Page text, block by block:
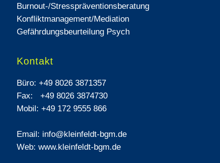
Burnout-/Stresspräventionsberatung
Konfliktmanagement/Mediation
Gefährdungsbeurteilung Psych
Kontakt
Büro: +49 8026 3871357
Fax: +49 8026 3874730
Mobil: +49 172 9555 866
Email: info@kleinfeldt-bgm.de
Web: www.kleinfeldt-bgm.de